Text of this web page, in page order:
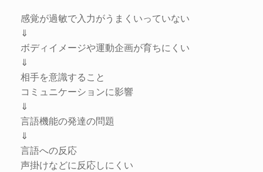
感覚が過敏で入力がうまくいっていない
⇓
ボディイメージや運動企画が育ちにくい
⇓
相手を意識すること
コミュニケーションに影響
⇓
言語機能の発達の問題
⇓
言語への反応
声掛けなどに反応しにくい